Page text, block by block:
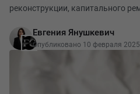
реконструкции, капитального
культурного наследия
Евгения Янушкевич
Опубликовано 10 февраля 2025